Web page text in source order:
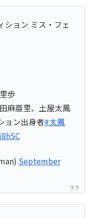
ション ミス・フェ
歩
麻亜里、土屋太鳳
ョン出身者#太鳳
September